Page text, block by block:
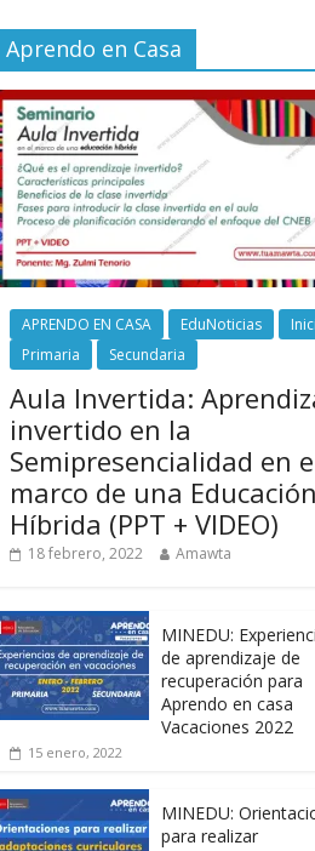
Aprendo en Casa
APRENDO EN CASA EduNoticias
Primaria
Secundaria
Aula Invertida:
invertido en la
Semipresencialidad en
marco de una Educación
Híbrida (PPT + VIDEO)
18 febrero, 2022 Amawta
MINEDU:
de aprendizaje de
recuperación para
Aprendo en casa
Vacaciones 2022
15 enero, 2022
MINEDU:
para realizar